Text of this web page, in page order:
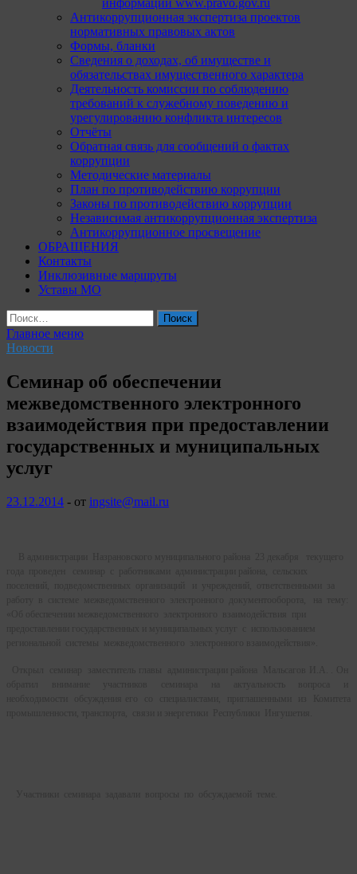
информации www.pravo.gov.ru
Антикоррупционная экспертиза проектов
нормативных правовых актов
Формы, бланки
Сведения о доходах, об имуществе и
обязательствах имущественного характера
Деятельность комиссии по соблюдению
требований к служебному поведению и
урегулированию конфликта интересов
Отчёты
Обратная связь для сообщений о фактах
коррупции
Методические материалы
План по противодействию коррупции
Законы по противодействию коррупции
Независимая антикоррупционная экспертиза
Антикоррупционное просвещение
ОБРАЩЕНИЯ
Контакты
Инклюзивные маршруты
Уставы МО
Найти:
Главное меню
Новости
Семинар об обеспечении
межведомственного электронного
взаимодействия при предоставлении
государственных и муниципальных
услуг
23.12.2014 - от ingsite@mail.ru